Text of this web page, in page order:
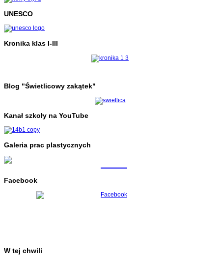
UNESCO
Kronika klas I-III
Blog "Świetlicowy zakątek"
Kanał szkoły na YouTube
Galeria prac plastycznych
Facebook
W tej chwili